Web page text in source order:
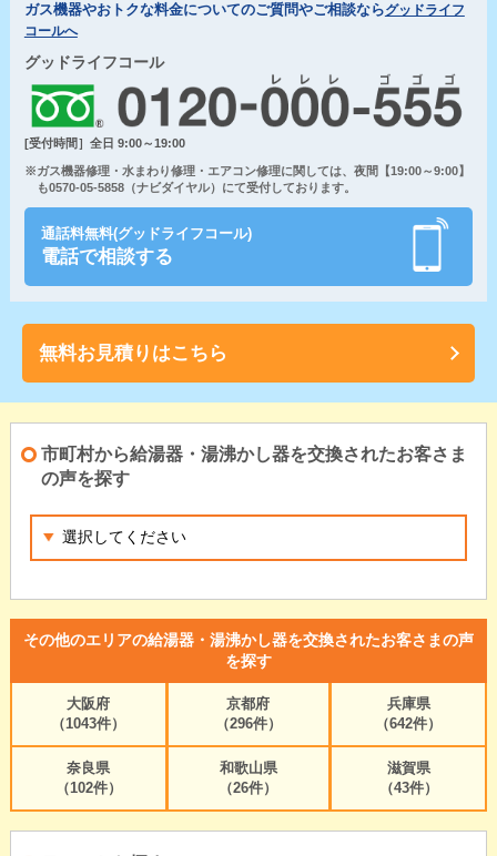
ガス機器やおトクな料金についてのご質問やご相談ならグッドライフ
コールへ
グッドライフコール
[受付時間］全日 9:00～19:00
※ガス機器修理・水まわり修理・エアコン修理に関しては、夜間【19:00～9:00】
も0570-05-5858（ナビダイヤル）にて受付しております。
通話料無料(グッドライフコール)
電話で相談する
無料お見積りはこちら
市町村から給湯器・湯沸かし器を交換されたお客さま
の声を探す
その他のエリアの給湯器・湯沸かし器を交換されたお客さまの声
を探す
大阪府
（1043件）
京都府
（296件）
兵庫県
（642件）
奈良県
（102件）
和歌山県
（26件）
滋賀県
（43件）